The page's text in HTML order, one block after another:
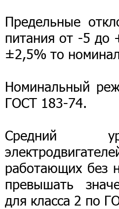
Предельные
питания от -5 до
±2,5% то
Номинальный
ГОСТ 183-74.
Средний
работающих без
превышать
для класса 2 по